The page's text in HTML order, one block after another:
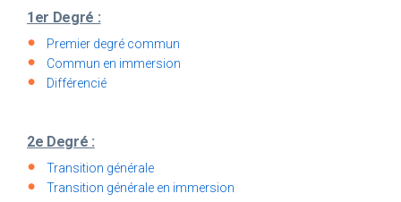
1er Degré :
Premier degré commun
Commun en immersion
Différencié
2e Degré :
Transition générale
Transition générale en immersion